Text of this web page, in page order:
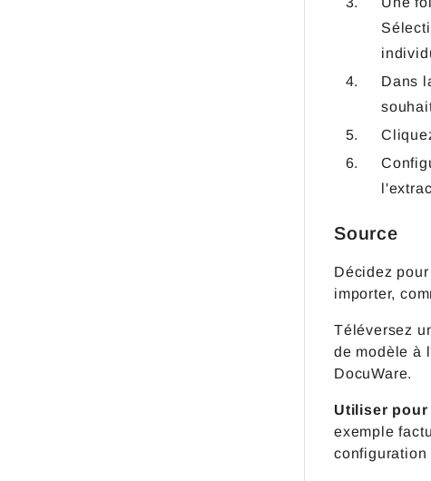
Dans
Source
Décidez
importer,
Téléversez
de modèle à
DocuWare.
Utiliser pour
exemple